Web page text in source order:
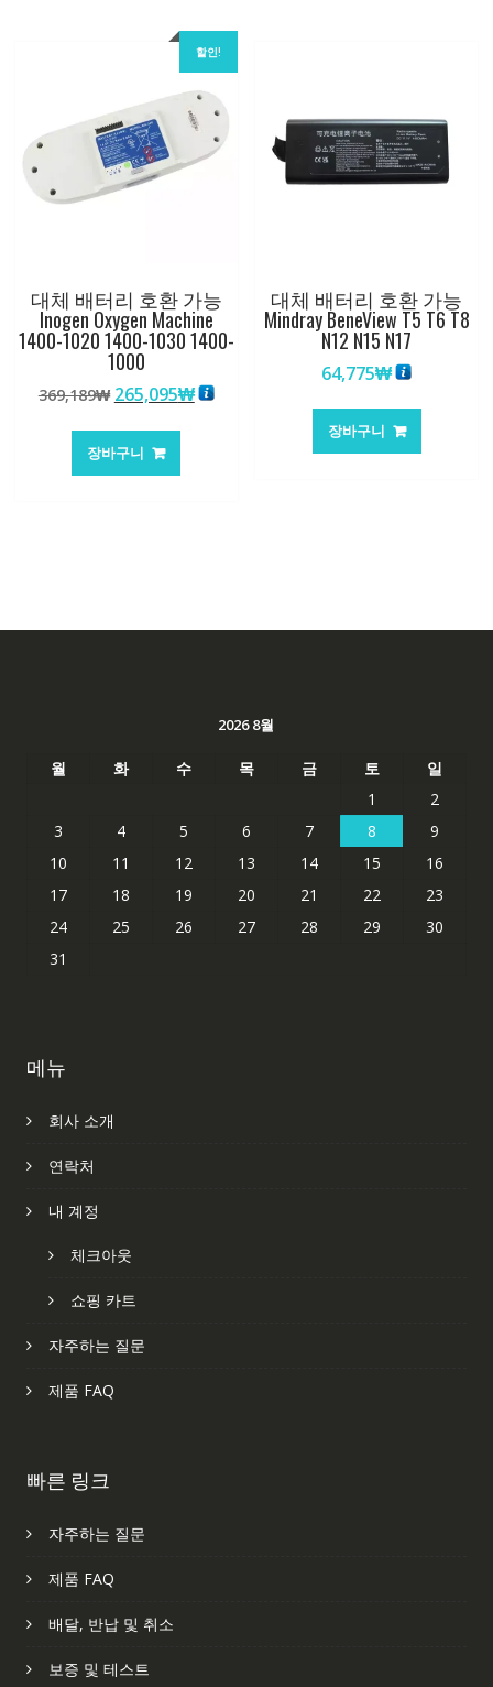
할인!
대체 배터리 호환 가능
Inogen Oxygen Machine
1400-1020 1400-1030 1400-
1000
369,189₩ 원
가
격:
265,095₩현
장바구니
대체 배터리 호환 가능
Mindray BeneView T5 T6 T8
N12 N15 N17
64,775₩
장바구니
2026 8월
월 화 수 목 금 토
일
1
2
3
4 5 6 7 8
9
10
11 12 13 14 15
16
17
18 19 20 21 22
23
24
25 26 27 28 29
30
31
메뉴
회사 소개
연락처
내 계정
체크아웃
쇼핑 카트
자주하는 질문
제품 FAQ
빠른 링크
자주하는 질문
제품 FAQ
배달, 반납 및 취소
보증 및 테스트